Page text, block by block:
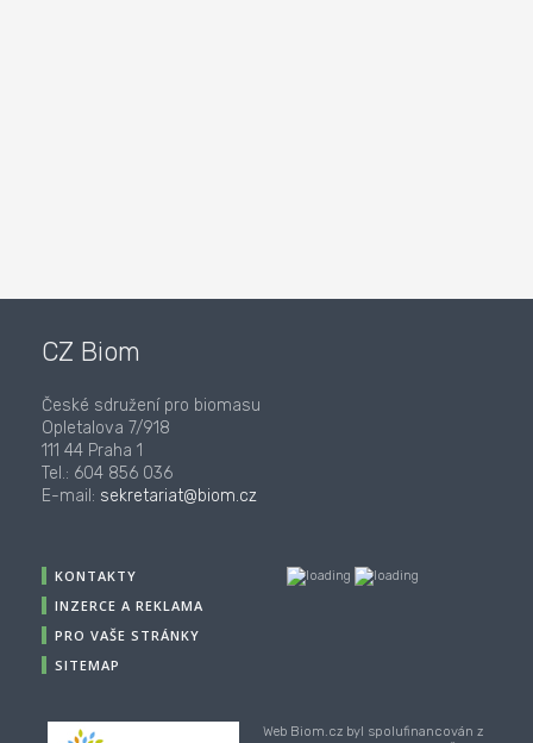
CZ Biom
České sdružení pro biomasu
Opletalova 7/918
111 44 Praha 1
Tel.: 604 856 036
E-mail: sekretariat@biom.cz
KONTAKTY
INZERCE A REKLAMA
PRO VAŠE STRÁNKY
SITEMAP
Web Biom.cz byl spolufinancován z